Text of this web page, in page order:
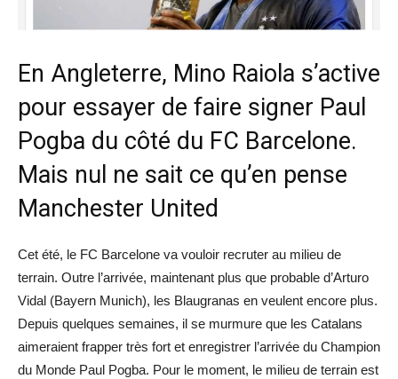
En Angleterre, Mino Raiola s’active
pour essayer de faire signer Paul
Pogba du côté du FC Barcelone.
Mais nul ne sait ce qu’en pense
Manchester United
Cet été, le FC Barcelone va vouloir recruter au milieu de
terrain. Outre l’arrivée, maintenant plus que probable d’Arturo
Vidal (Bayern Munich), les Blaugranas en veulent encore plus.
Depuis quelques semaines, il se murmure que les Catalans
aimeraient frapper très fort et enregistrer l’arrivée du Champion
du Monde Paul Pogba. Pour le moment, le milieu de terrain est